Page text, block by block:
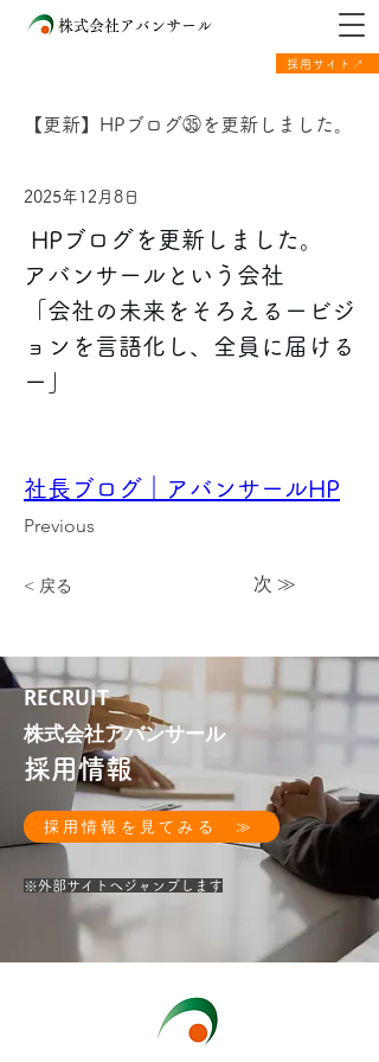
採用サイト↗
株式会社アバンサール
【更新】HPブログ㉟を更新しました。
2025年12月8日
HPブログを更新しました。
アバンサールという会社
「会社の未来をそろえるービジ
ョンを言語化し、全員に届ける
ー」
社長ブログ｜アバンサールHP
Previous
< 戻る 次 ≫
RECRUIT
株式会社アバンサール
採用情報
採用情報を見てみる ≫
​※外部サイトへジャンプします